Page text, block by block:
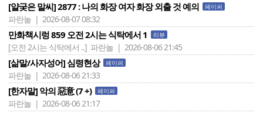
[얄궂은 말씨] 2877 : 나의 화장 여자 화장 외출 것 예의 페이퍼
파란놀 | 2026-08-07 08:32
만화책시렁 859 오전 2시는 식탁에서 1 리뷰
[오전 2시는 식탁에서 ..] 파란놀 | 2026-08-06 21:45
[삶말/사자성어] 심령현상 페이퍼
파란놀 | 2026-08-06 21:33
[한자말] 악의 惡意 (7 +) 페이퍼
파란놀 | 2026-08-06 21:17